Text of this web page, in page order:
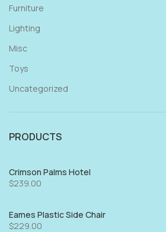
Furniture
Lighting
Misc
Toys
Uncategorized
PRODUCTS
Crimson Palms Hotel
$239.00
Eames Plastic Side Chair
$229.00